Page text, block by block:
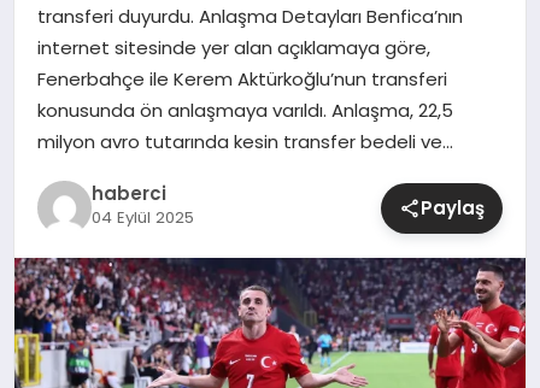
SPOR
TEKNOLOJI
YAŞAM
transferi duyurdu. Anlaşma Detayları Benfica’nın
internet sitesinde yer alan açıklamaya göre,
Fenerbahçe ile Kerem Aktürkoğlu’nun transferi
konusunda ön anlaşmaya varıldı. Anlaşma, 22,5
milyon avro tutarında kesin transfer bedeli ve…
haberci
04 Eylül 2025 Paylaş